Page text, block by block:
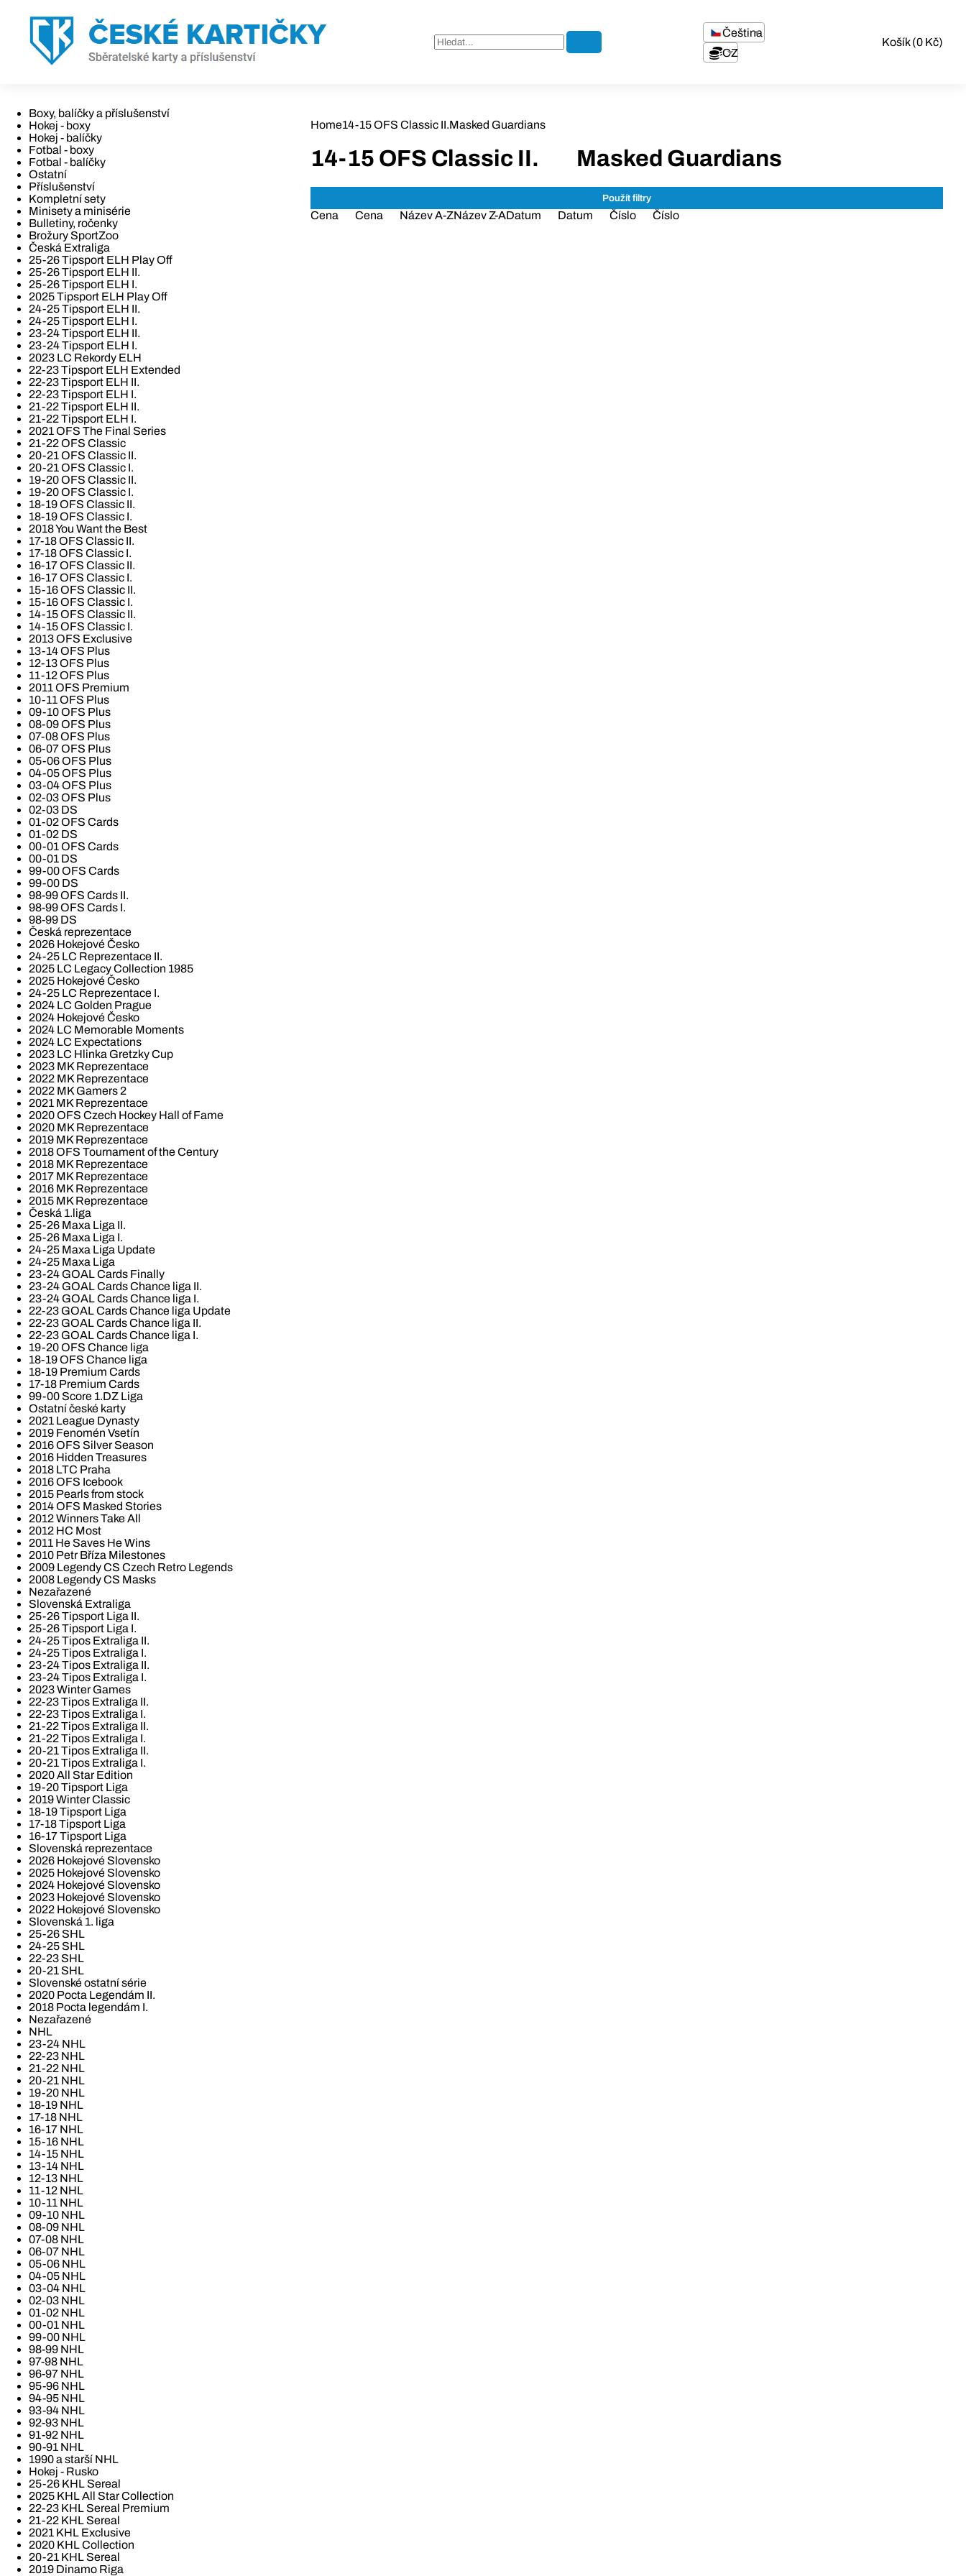
Čeština
CZK
Košík (0 Kč)
Boxy, balíčky a příslušenství
Hokej - boxy
Hokej - balíčky
Fotbal - boxy
Fotbal - balíčky
Ostatní
Příslušenství
Kompletní sety
Minisety a minisérie
Bulletiny, ročenky
Brožury SportZoo
Česká Extraliga
25-26 Tipsport ELH Play Off
25-26 Tipsport ELH II.
25-26 Tipsport ELH I.
2025 Tipsport ELH Play Off
24-25 Tipsport ELH II.
24-25 Tipsport ELH I.
23-24 Tipsport ELH II.
23-24 Tipsport ELH I.
2023 LC Rekordy ELH
22-23 Tipsport ELH Extended
22-23 Tipsport ELH II.
22-23 Tipsport ELH I.
21-22 Tipsport ELH II.
21-22 Tipsport ELH I.
2021 OFS The Final Series
21-22 OFS Classic
20-21 OFS Classic II.
20-21 OFS Classic I.
19-20 OFS Classic II.
19-20 OFS Classic I.
18-19 OFS Classic II.
18-19 OFS Classic I.
2018 You Want the Best
17-18 OFS Classic II.
17-18 OFS Classic I.
16-17 OFS Classic II.
16-17 OFS Classic I.
15-16 OFS Classic II.
15-16 OFS Classic I.
14-15 OFS Classic II.
14-15 OFS Classic I.
2013 OFS Exclusive
13-14 OFS Plus
12-13 OFS Plus
11-12 OFS Plus
2011 OFS Premium
10-11 OFS Plus
09-10 OFS Plus
08-09 OFS Plus
07-08 OFS Plus
06-07 OFS Plus
05-06 OFS Plus
04-05 OFS Plus
03-04 OFS Plus
02-03 OFS Plus
02-03 DS
01-02 OFS Cards
01-02 DS
00-01 OFS Cards
00-01 DS
99-00 OFS Cards
99-00 DS
98-99 OFS Cards II.
98-99 OFS Cards I.
98-99 DS
Česká reprezentace
2026 Hokejové Česko
24-25 LC Reprezentace II.
2025 LC Legacy Collection 1985
2025 Hokejové Česko
24-25 LC Reprezentace I.
2024 LC Golden Prague
2024 Hokejové Česko
2024 LC Memorable Moments
2024 LC Expectations
2023 LC Hlinka Gretzky Cup
2023 MK Reprezentace
2022 MK Reprezentace
2022 MK Gamers 2
2021 MK Reprezentace
2020 OFS Czech Hockey Hall of Fame
2020 MK Reprezentace
2019 MK Reprezentace
2018 OFS Tournament of the Century
2018 MK Reprezentace
2017 MK Reprezentace
2016 MK Reprezentace
2015 MK Reprezentace
Česká 1.liga
25-26 Maxa Liga II.
25-26 Maxa Liga I.
24-25 Maxa Liga Update
24-25 Maxa Liga
23-24 GOAL Cards Finally
23-24 GOAL Cards Chance liga II.
23-24 GOAL Cards Chance liga I.
22-23 GOAL Cards Chance liga Update
22-23 GOAL Cards Chance liga II.
22-23 GOAL Cards Chance liga I.
19-20 OFS Chance liga
18-19 OFS Chance liga
18-19 Premium Cards
17-18 Premium Cards
99-00 Score 1.DZ Liga
Ostatní české karty
2021 League Dynasty
2019 Fenomén Vsetín
2016 OFS Silver Season
2016 Hidden Treasures
2018 LTC Praha
2016 OFS Icebook
2015 Pearls from stock
2014 OFS Masked Stories
2012 Winners Take All
2012 HC Most
2011 He Saves He Wins
2010 Petr Bříza Milestones
2009 Legendy CS Czech Retro Legends
2008 Legendy CS Masks
Nezařazené
Slovenská Extraliga
25-26 Tipsport Liga II.
25-26 Tipsport Liga I.
24-25 Tipos Extraliga II.
24-25 Tipos Extraliga I.
23-24 Tipos Extraliga II.
23-24 Tipos Extraliga I.
2023 Winter Games
22-23 Tipos Extraliga II.
22-23 Tipos Extraliga I.
21-22 Tipos Extraliga II.
21-22 Tipos Extraliga I.
20-21 Tipos Extraliga II.
20-21 Tipos Extraliga I.
2020 All Star Edition
19-20 Tipsport Liga
2019 Winter Classic
18-19 Tipsport Liga
17-18 Tipsport Liga
16-17 Tipsport Liga
Slovenská reprezentace
2026 Hokejové Slovensko
2025 Hokejové Slovensko
2024 Hokejové Slovensko
2023 Hokejové Slovensko
2022 Hokejové Slovensko
Slovenská 1. liga
25-26 SHL
24-25 SHL
22-23 SHL
20-21 SHL
Slovenské ostatní série
2020 Pocta Legendám II.
2018 Pocta legendám I.
Nezařazené
NHL
23-24 NHL
22-23 NHL
21-22 NHL
20-21 NHL
19-20 NHL
18-19 NHL
17-18 NHL
16-17 NHL
15-16 NHL
14-15 NHL
13-14 NHL
12-13 NHL
11-12 NHL
10-11 NHL
09-10 NHL
08-09 NHL
07-08 NHL
06-07 NHL
05-06 NHL
04-05 NHL
03-04 NHL
02-03 NHL
01-02 NHL
00-01 NHL
99-00 NHL
98-99 NHL
97-98 NHL
96-97 NHL
95-96 NHL
94-95 NHL
93-94 NHL
92-93 NHL
91-92 NHL
90-91 NHL
1990 a starší NHL
Hokej - Rusko
25-26 KHL Sereal
2025 KHL All Star Collection
22-23 KHL Sereal Premium
21-22 KHL Sereal
2021 KHL Exclusive
2020 KHL Collection
20-21 KHL Sereal
2019 Dinamo Riga
Home14-15 OFS Classic II.Masked Guardians
14-15 OFS Classic II. Masked Guardians
Cena Cena Název A-ZNázev Z-ADatum Datum Číslo Číslo